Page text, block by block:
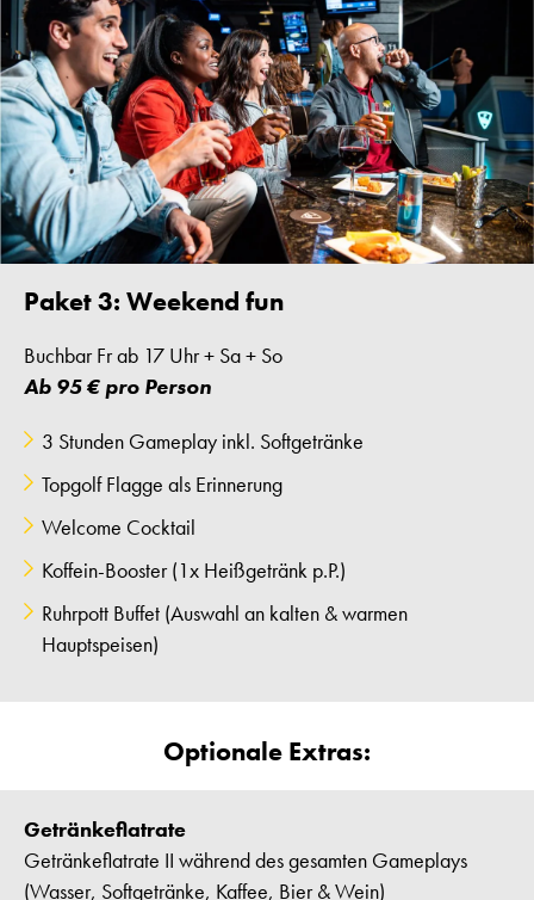
Paket 3: Weekend fun
Buchbar Fr ab 17 Uhr + Sa + So
Ab 95 € pro Person
3 Stunden Gameplay inkl. Softgetränke
Topgolf Flagge als Erinnerung
Welcome Cocktail
Koffein-Booster (1x Heißgetränk p.P.)
Ruhrpott Buffet (Auswahl an kalten & warmen
Hauptspeisen)
Optionale Extras:
Getränkeflatrate
Getränkeflatrate II während des gesamten Gameplays
(Wasser, Softgetränke, Kaffee, Bier & Wein)